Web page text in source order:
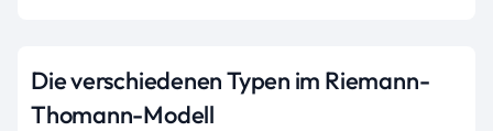
Die verschiedenen Typen im Riemann-
Thomann-Modell